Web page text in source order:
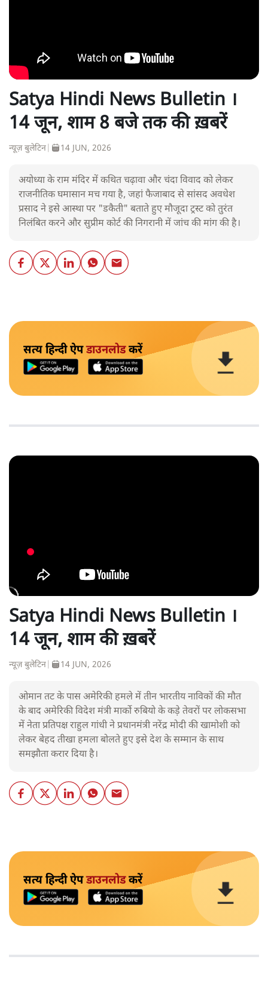
Satya Hindi News Bulletin ।
14 जून, शाम 8 बजे तक की ख़बरें
न्यूज़ बुलेटिन 14 JUN, 2026
अयोध्या के राम मंदिर में कथित चढ़ावा और चंदा विवाद को लेकर
राजनीतिक घमासान मच गया है, जहां फैजाबाद से सांसद अवधेश
प्रसाद ने इसे आस्था पर "डकैती" बताते हुए मौजूदा ट्रस्ट को तुरंत
निलंबित करने और सुप्रीम कोर्ट की निगरानी में जांच की मांग की है।
सत्य हिन्दी ऐपडाउनलोडकरें
Satya Hindi News Bulletin ।
14 जून, शाम की ख़बरें
न्यूज़ बुलेटिन 14 JUN, 2026
ओमान तट के पास अमेरिकी हमले में तीन भारतीय नाविकों की मौत
के बाद अमेरिकी विदेश मंत्री मार्को रुबियो के कड़े तेवरों पर लोकसभा
में नेता प्रतिपक्ष राहुल गांधी ने प्रधानमंत्री नरेंद्र मोदी की खामोशी को
लेकर बेहद तीखा हमला बोलते हुए इसे देश के सम्मान के साथ
समझौता करार दिया है।
सत्य हिन्दी ऐपडाउनलोडकरें